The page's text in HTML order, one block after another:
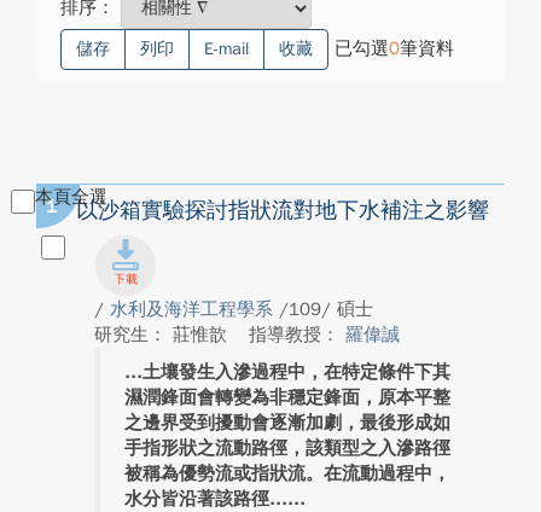
排序：
儲存 列印 E-mail 收藏 已勾選0筆資料
本頁全選
1 以沙箱實驗探討指狀流對地下水補注之影響
/ 水利及海洋工程學系 /109/ 碩士
研究生： 莊惟歆
指導教授： 羅偉誠
土壤發生入滲過程中，在特定條件下其
濕潤鋒面會轉變為非穩定鋒面，原本平整
之邊界受到擾動會逐漸加劇，最後形成如
手指形狀之流動路徑，該類型之入滲路徑
被稱為優勢流或指狀流。在流動過程中，
水分皆沿著該路徑...